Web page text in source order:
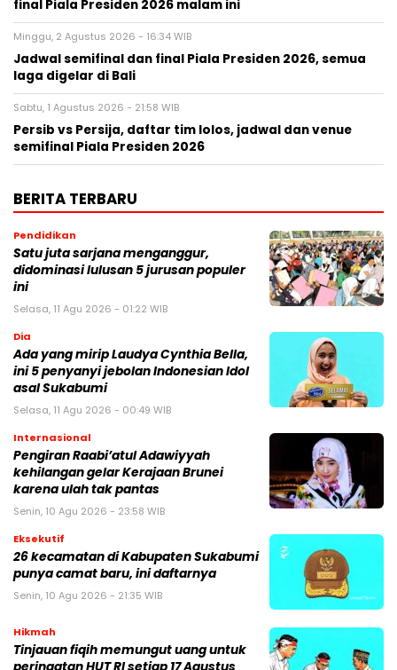
final Piala Presiden 2026 malam ini
Minggu, 2 Agustus 2026 - 16:34 WIB
Jadwal semifinal dan final Piala Presiden 2026, semua
laga digelar di Bali
Sabtu, 1 Agustus 2026 - 21:58 WIB
Persib vs Persija, daftar tim lolos, jadwal dan venue
semifinal Piala Presiden 2026
BERITA TERBARU
Pendidikan
Satu juta sarjana menganggur,
didominasi lulusan 5 jurusan populer
ini
Selasa, 11 Agu 2026 - 01:22 WIB
Dia
Ada yang mirip Laudya Cynthia Bella,
ini 5 penyanyi jebolan Indonesian Idol
asal Sukabumi
Selasa, 11 Agu 2026 - 00:49 WIB
Internasional
Pengiran Raabi’atul Adawiyyah
kehilangan gelar Kerajaan Brunei
karena ulah tak pantas
Senin, 10 Agu 2026 - 23:58 WIB
Eksekutif
26 kecamatan di Kabupaten Sukabumi
punya camat baru, ini daftarnya
Senin, 10 Agu 2026 - 21:35 WIB
Hikmah
Tinjauan fiqih memungut uang untuk